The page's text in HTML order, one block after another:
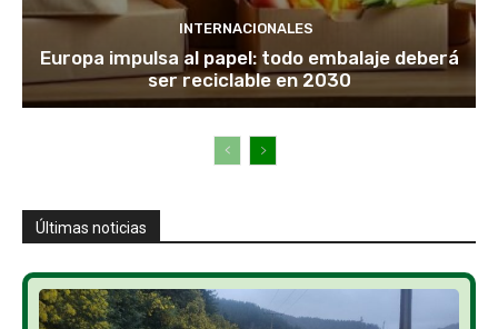
INTERNACIONALES
Europa impulsa al papel: todo embalaje deberá
ser reciclable en 2030
Últimas noticias